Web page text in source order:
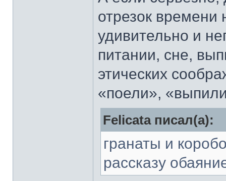
отрезок времени
удивительно и
питании, сне,
этических
«поели»,
Felicata писал(а):
гранаты и
рассказу